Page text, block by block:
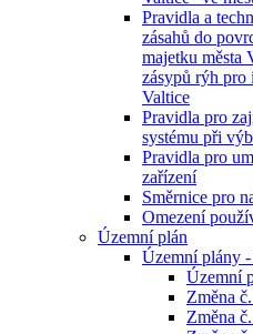
Pravidla a
zásahů do
majetku města
zásypů rýh pro
Valtice
Pravidla pro
systému při
Pravidla pro
zařízení
Směrnice pro
Omezení
Územní plán
Územní plány
Územní
Změna
Změna